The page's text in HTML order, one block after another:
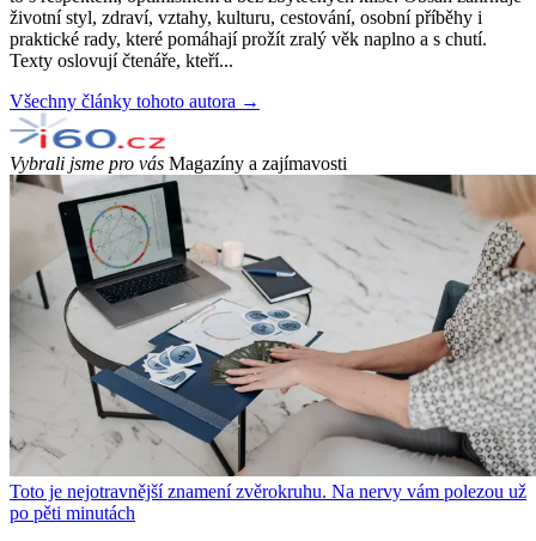
životní styl, zdraví, vztahy, kulturu, cestování, osobní příběhy i
praktické rady, které pomáhají prožít zralý věk naplno a s chutí.
Texty oslovují čtenáře, kteří...
Všechny články tohoto autora →
Vybrali jsme pro vás Magazíny a zajímavosti
Toto je nejotravnější znamení zvěrokruhu. Na nervy vám polezou už
po pěti minutách